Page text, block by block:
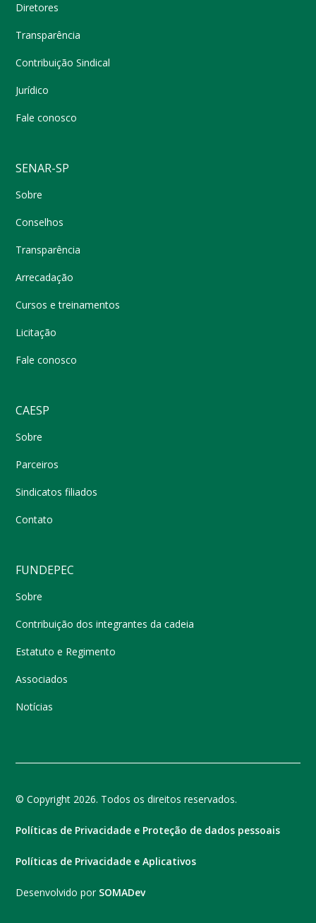
Diretores
Transparência
Contribuição Sindical
Jurídico
Fale conosco
SENAR-SP
Sobre
Conselhos
Transparência
Arrecadação
Cursos e treinamentos
Licitação
Fale conosco
CAESP
Sobre
Parceiros
Sindicatos filiados
Contato
FUNDEPEC
Sobre
Contribuição dos integrantes da cadeia
Estatuto e Regimento
Associados
Notícias
© Copyright 2026. Todos os direitos reservados.
Políticas de Privacidade e Proteção de dados pessoais
Políticas de Privacidade e Aplicativos
Desenvolvido por SOMADev